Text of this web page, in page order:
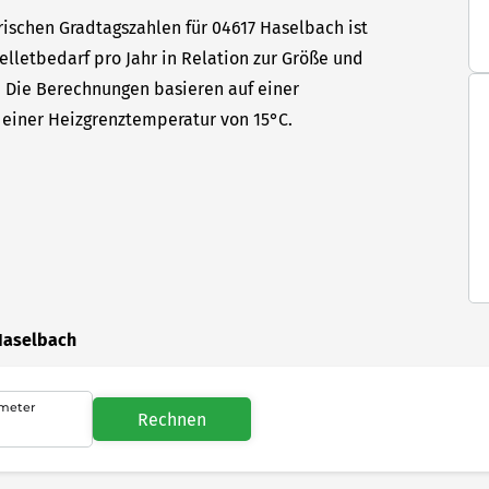
Gradtagszahlen für 04617 Haselbach ist
pro Jahr in Relation zur Größe und
Berechnungen basieren auf einer
Heizgrenztemperatur von 15°C.
Rechnen